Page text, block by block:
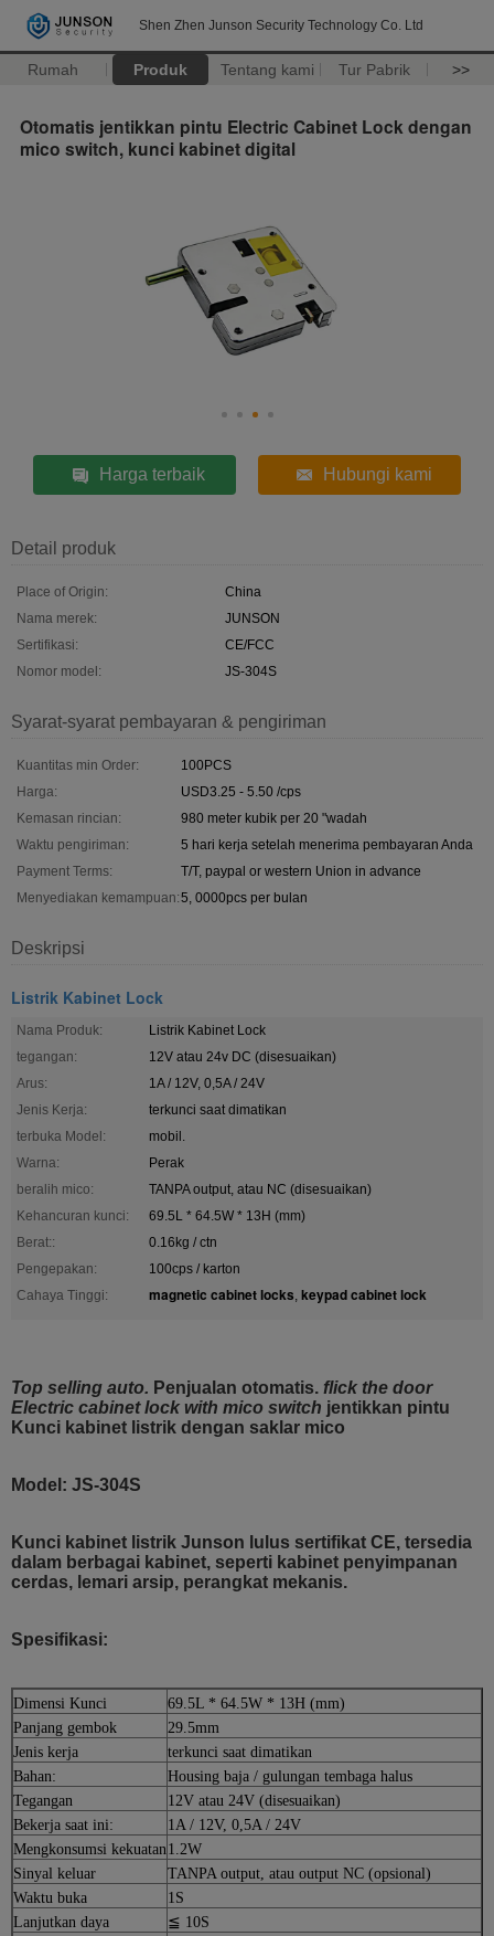
Shen Zhen Junson Security Technology Co. Ltd
Rumah Produk Tentang kami Tur Pabrik >>
Otomatis jentikkan pintu Electric Cabinet Lock dengan
mico switch, kunci kabinet digital
Harga terbaik Hubungi kami
Detail produk
Place of Origin:
China
Nama merek:
JUNSON
Sertifikasi:
CE/FCC
Nomor model:
JS-304S
Syarat-syarat pembayaran & pengiriman
Kuantitas min Order:
100PCS
Harga:
USD3.25 - 5.50 /cps
Kemasan rincian:
980 meter kubik per 20 "wadah
Waktu pengiriman:
5 hari kerja setelah menerima pembayaran Anda
Payment Terms:
T/T, paypal or western Union in advance
Menyediakan kemampuan:5, 0000pcs per bulan
Deskripsi
Listrik Kabinet Lock
Nama Produk:
Listrik Kabinet Lock
tegangan:
12V atau 24v DC (disesuaikan)
Arus:
1A / 12V, 0,5A / 24V
Jenis Kerja:
terkunci saat dimatikan
terbuka Model:
mobil.
Warna:
Perak
beralih mico:
TANPA output, atau NC (disesuaikan)
Kehancuran kunci:
69.5L * 64.5W * 13H (mm)
Berat::
0.16kg / ctn
Pengepakan:
100cps / karton
Cahaya Tinggi:
magnetic cabinet locks, keypad cabinet lock
Top selling auto. Penjualan otomatis. flick the door
Electric cabinet lock with mico switch jentikkan pintu
Kunci kabinet listrik dengan saklar mico
Model: JS-304S
Kunci kabinet listrik Junson lulus sertifikat CE, tersedia
dalam berbagai kabinet, seperti kabinet penyimpanan
cerdas, lemari arsip, perangkat mekanis.
Spesifikasi:
Dimensi Kunci
69.5L * 64.5W * 13H (mm)
Panjang gembok
29.5mm
Jenis kerja
terkunci saat dimatikan
Bahan:
Housing baja / gulungan tembaga halus
Tegangan
12V atau 24V (disesuaikan)
Bekerja saat ini:
1A / 12V, 0,5A / 24V
Mengkonsumsi kekuatan 1.2W
Sinyal keluar
TANPA output, atau output NC (opsional)
Waktu buka
1S
Lanjutkan daya
≦ 10S